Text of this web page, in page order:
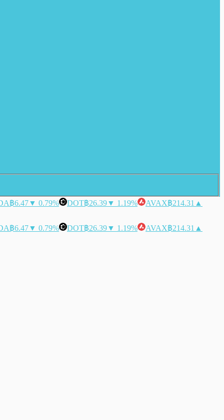
฿6.47▼ 0.79% DOT฿26.39▼ 1.19% AVAX฿214.31 ▲
฿6.47▼ 0.79% DOT฿26.39▼ 1.19% AVAX฿214.31 ▲